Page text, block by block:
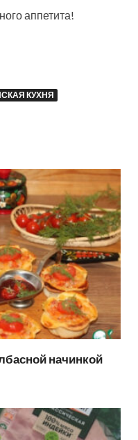
аппетита!
КУХНЯ
начинкой